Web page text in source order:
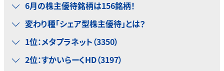
6月の株主優待銘柄は156銘柄！
変わり種「シェア型株主優待」とは？
1位：メタプラネット（3350）
2位：すかいらーくHD（3197）